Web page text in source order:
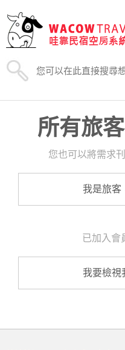
所有旅
您也可以將需求
我是旅客
已加入會
我要檢視